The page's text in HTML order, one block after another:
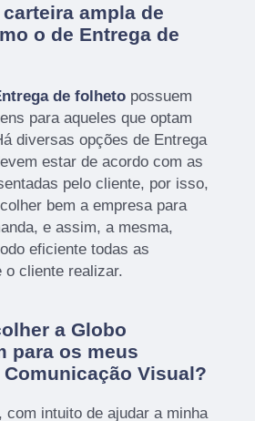
ampla de
o de Entrega de
de folheto possuem
para aqueles que optam
diversas opções de Entrega
estar de acordo com as
pelo cliente, por isso,
bem a empresa para
e assim, a mesma,
eficiente todas as
o cliente realizar.
a Globo
para os meus
Visual?
com intuito de ajudar a minha